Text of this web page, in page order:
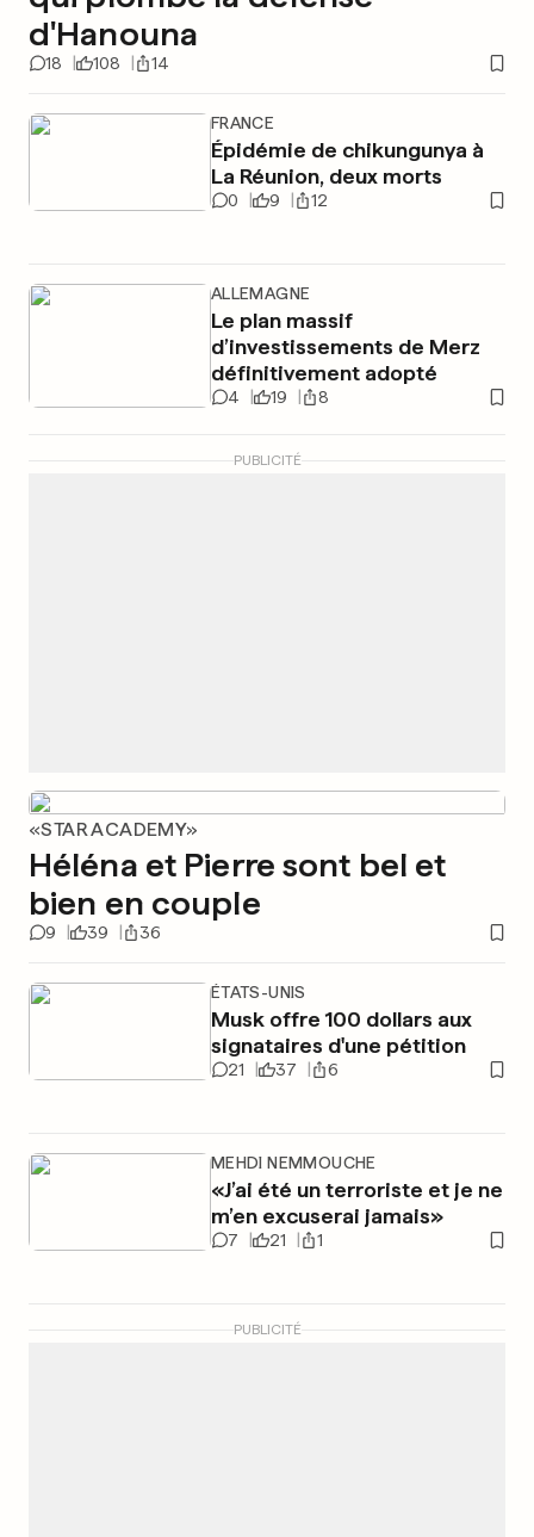
d'Hanouna
18 108 14
FRANCE
Épidémie de chikungunya à
La Réunion, deux morts
0 9 12
ALLEMAGNE
Le plan massif
d’investissements de Merz
définitivement adopté
4 19 8
PUBLICITÉ
«STAR ACADEMY»
Héléna et Pierre sont bel et
bien en couple
9 39 36
ÉTATS-UNIS
Musk offre 100 dollars aux
signataires d'une pétition
21 37 6
MEHDI NEMMOUCHE
«J’ai été un terroriste et je ne
m’en excuserai jamais»
7 21 1
PUBLICITÉ